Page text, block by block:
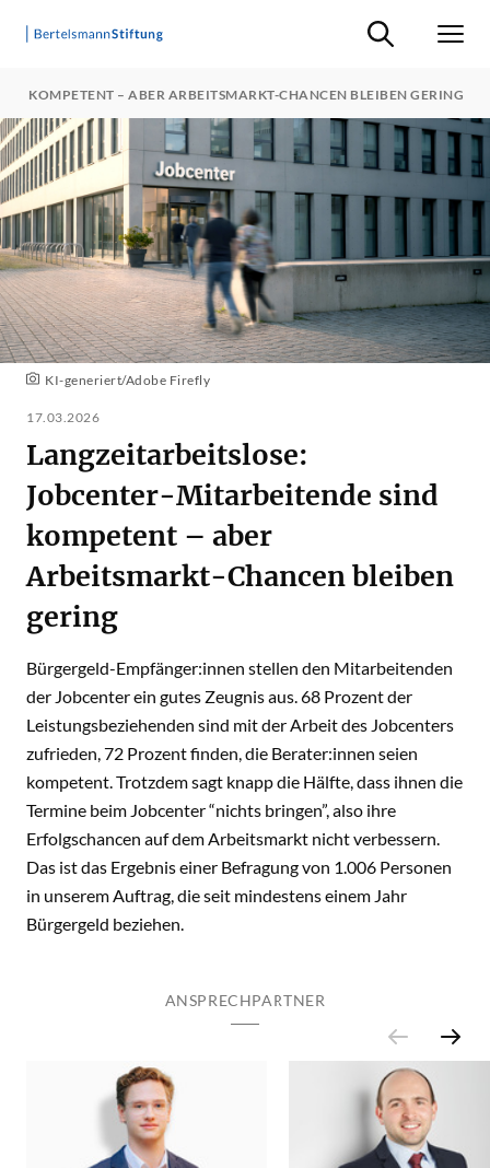
Suche ein-/
KOMPETENT – ABER ARBEITSMARKT-CHANCEN BLEIBEN GERING
KI-generiert/Adobe Firefly
17.03.2026
Langzeitarbeitslose:
Jobcenter-Mitarbeitende sind
kompetent – aber
Arbeitsmarkt-Chancen bleiben
gering
Bürgergeld-Empfänger:innen stellen den Mitarbeitenden
der Jobcenter ein gutes Zeugnis aus. 68 Prozent der
Leistungsbeziehenden sind mit der Arbeit des Jobcenters
zufrieden, 72 Prozent finden, die Berater:innen seien
kompetent. Trotzdem sagt knapp die Hälfte, dass ihnen die
Termine beim Jobcenter “nichts bringen”, also ihre
Erfolgschancen auf dem Arbeitsmarkt nicht verbessern.
Das ist das Ergebnis einer Befragung von 1.006 Personen
in unserem Auftrag, die seit mindestens einem Jahr
Bürgergeld beziehen.
ANSPRECHPARTNER